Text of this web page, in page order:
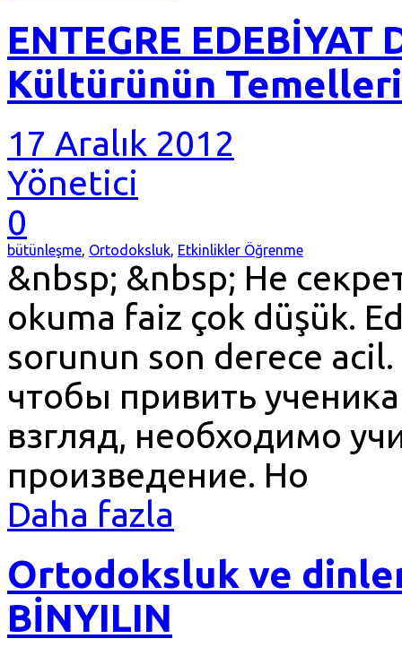
ENTEGRE
Kültürünün Temelleri
17 Aralık 2012
Yönetici
0
bütünleşme Ortodoksluk Etkinlikler Öğrenme
&nbsp; &nbsp; Не
okuma faiz çok düşük.
sorunun son derece acil.
чтобы привить
взгляд, необходимо
произведение. Но
Daha fazla
Ortodoksluk ve
BİNYILIN